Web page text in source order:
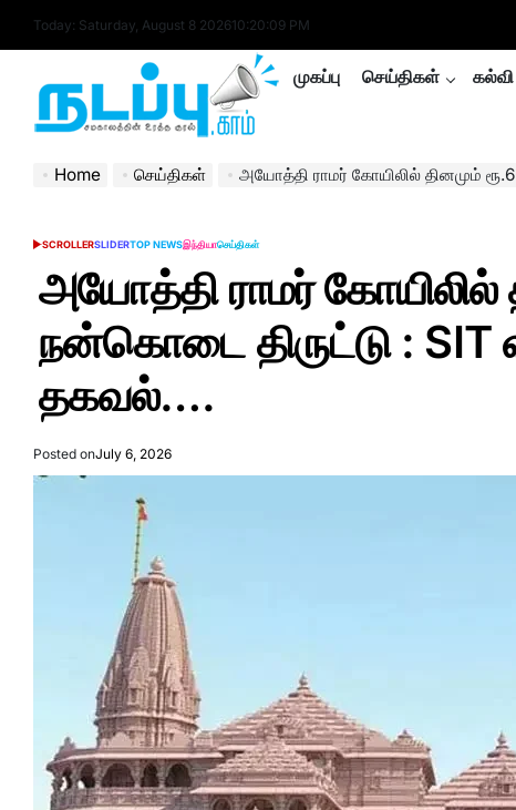
Today: Saturday, August 8 202610:20:10 PM
nadappu.com
முகப்பு செய்திகள் கல்வி
Home செய்திகள் அயோத்தி ராமர் கோயிலில் தினமும் ரூ.6-8 லட்சம் வரை
POSTED
SCROLLERSLIDERTOP NEWSஇந்தியாசெய்திகள்
அயோத்தி ராமர்
நன்கொடை திருட்டு : SIT
தகவல்….
Posted onJuly 6, 2026